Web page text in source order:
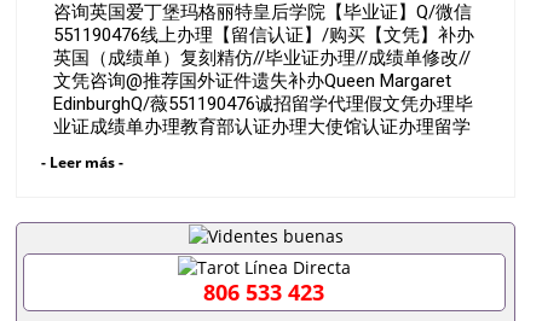
精仿//毕业证办理//成绩单修改/
咨询英国爱丁堡玛格丽特皇后学院【毕业证】Q/微信
551190476线上办理【留信认证】/购买【文凭】补办
英国（成绩单）复刻精仿//毕业证办理//成绩单修改//
文凭咨询@推荐国外证件遗失补办Queen Margaret
EdinburghQ/薇551190476诚招留学代理假文凭办理毕
业证成绩单办理教育部认证办理大使馆认证办理留学
办理学生卡办理录取通知书办理学位证书办理美国文
国文凭 一、快速办理材料： 1、毕业证+成绩单+留学
回国人员证明+教育部认证,录取通知书，雅思。（全
套留学回国必备证明材料，给父母及亲朋好友一份完
美交代）； 2、雅思、托福，OFFER，在读证明，学
生卡等留学相关材料（申请学校、转学，甚至是申请
- Leer más -
806 533 423